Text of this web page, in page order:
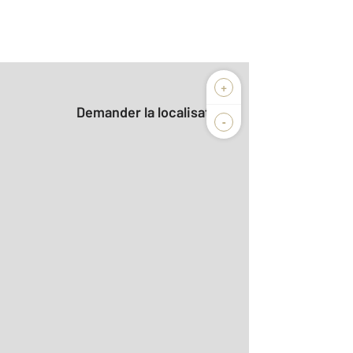
+
-
Demander la localisation